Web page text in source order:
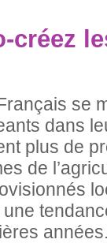
créez
se
dans
plus de
de
une